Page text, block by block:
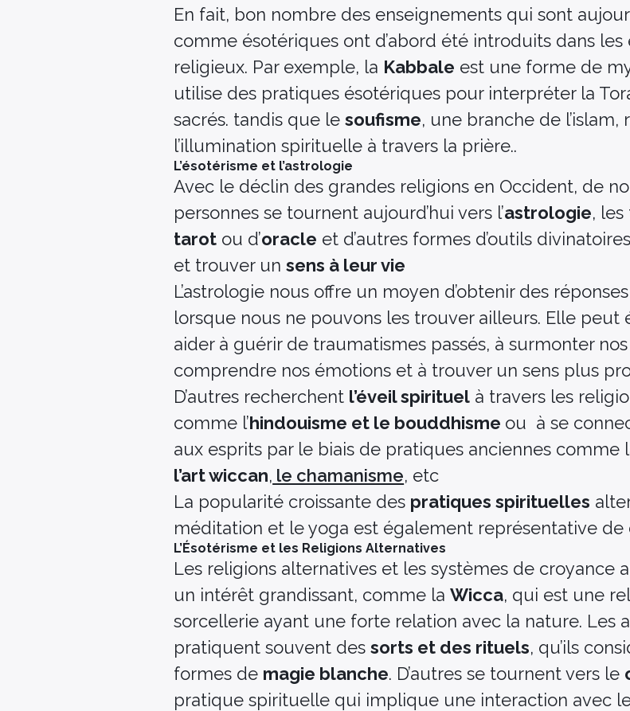
En fait, bon nombre des enseignements qui sont
comme ésotériques ont d’abord été introduits dans les
religieux. Par exemple, la Kabbale est une forme de
utilise des pratiques ésotériques pour interpréter la
sacrés. tandis que lesoufisme, une branche de l’islam,
l’illumination spirituelle à travers la prière..
L’ésotérisme et l’astrologie
Avec le déclin des grandes religions en Occident, de
personnes se tournent aujourd’hui vers l’astrologie,
tarot ou d’oracle et d’autres formes d’outils
et trouver unsens à leur vie
L’astrologie nous offre un moyen d’obtenir des
lorsque nous ne pouvons les trouver ailleurs. Elle peut
aider à guérir de traumatismes passés, à surmonter
comprendre nos émotions et à trouver un sens plus
D’autres recherchent l’éveil spirituel à travers les
comme l’hindouisme et le bouddhisme ou à se
aux esprits par le biais de pratiques anciennes comme
l’art wiccan, le chamanisme, etc
La popularité croissante des pratiques spirituelles
méditation et le yoga est également représentative de
L’Ésotérisme et les Religions Alternatives
Les religions alternatives et les systèmes de croyance
un intérêt grandissant, comme laWicca, qui est une
sorcellerie ayant une forte relation avec la nature. Les
pratiquent souvent dessorts et des rituels, qu’ils
formes de magie blanche. D’autres se tournent vers le
pratique spirituelle qui implique une interaction avec